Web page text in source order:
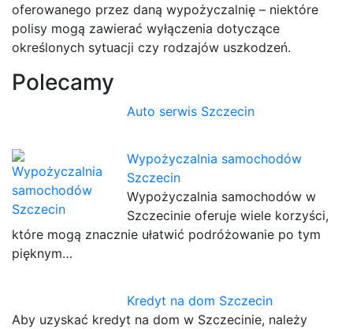
oferowanego przez daną wypożyczalnię – niektóre
polisy mogą zawierać wyłączenia dotyczące
określonych sytuacji czy rodzajów uszkodzeń.
Polecamy
Auto serwis Szczecin
Wypożyczalnia samochodów
Szczecin
Wypożyczalnia samochodów w
Szczecinie oferuje wiele korzyści,
które mogą znacznie ułatwić podróżowanie po tym
pięknym…
Kredyt na dom Szczecin
Aby uzyskać kredyt na dom w Szczecinie, należy